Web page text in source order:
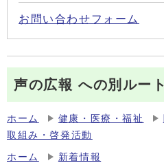
お問い合わせフォーム
声の広報 への別ルート
ホーム 健康・医療・福祉
取組み・啓発活動
ホーム 新着情報